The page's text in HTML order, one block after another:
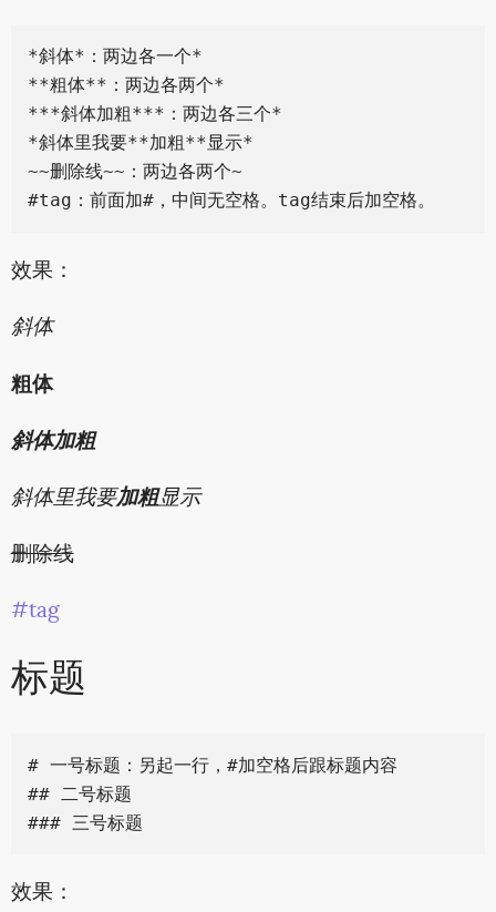
*斜体*：两边各一个*
**粗体**：两边各两个*
***斜体加粗***：两边各三个*
*斜体里我要**加粗**显示*
~~删除线~~：两边各两个~
效果：
斜体
粗体
斜体加粗
斜体里我要加粗显示
删除线
#tag
标题
# 一号标题：另起一行，#加空格后跟标题内容
## 二号标题
效果：